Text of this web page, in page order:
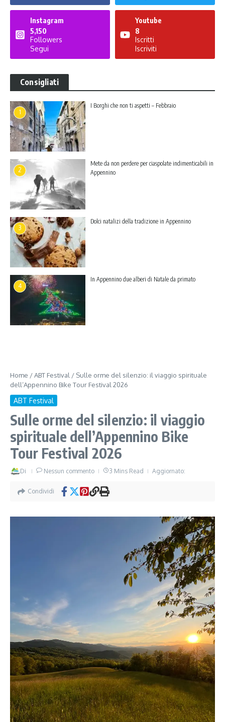
Instagram
5,150
Followers
Segui
Youtube
8
Iscritti
Iscriviti
Consigliati
1
I Borghi che non ti aspetti – Febbraio
2
Mete da non perdere per ciaspolate indimenticabili in
Appennino
3
Dolci natalizi della tradizione in Appennino
4
In Appennino due alberi di Natale da primato
Home /ABT Festival / Sulle orme del silenzio: il viaggio spirituale
dell’Appennino Bike Tour Festival 2026
ABT Festival
Sulle orme del silenzio: il viaggio
spirituale dell’Appennino Bike
Tour Festival 2026
Di Nessun commento 3 Mins Read Aggiornato:
Condividi